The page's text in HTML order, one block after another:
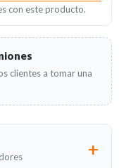
con este producto.
clientes a tomar una